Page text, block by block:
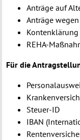
Anträge auf
Anträge
Kontenklärung
REHA-
Für die
Steuer-ID
IBAN